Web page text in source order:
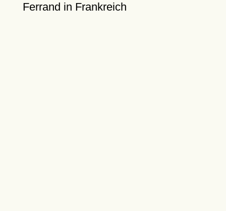
Ferrand in Frankreich